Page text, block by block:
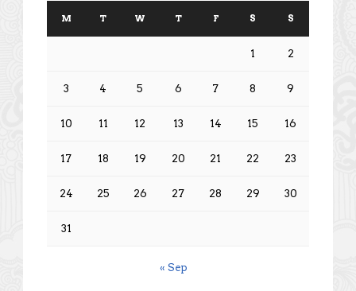
M T W T F S S
1 2
3 4 5 6 7 8 9
10 11 12 13 14 15 16
17 18 19 20 21 22 23
24 25 26 27 28 29 30
31
« Sep